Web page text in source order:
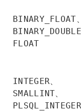
BINARY_FLOAT、
BINARY_DOUBLE
FLOAT
INTEGER、
SMALLINT、
PLSQL_INTEGER